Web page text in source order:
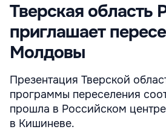
Тверская область
приглашает
Молдовы
Презентация Тверской
программы переселения
прошла в Российском
в Кишиневе.